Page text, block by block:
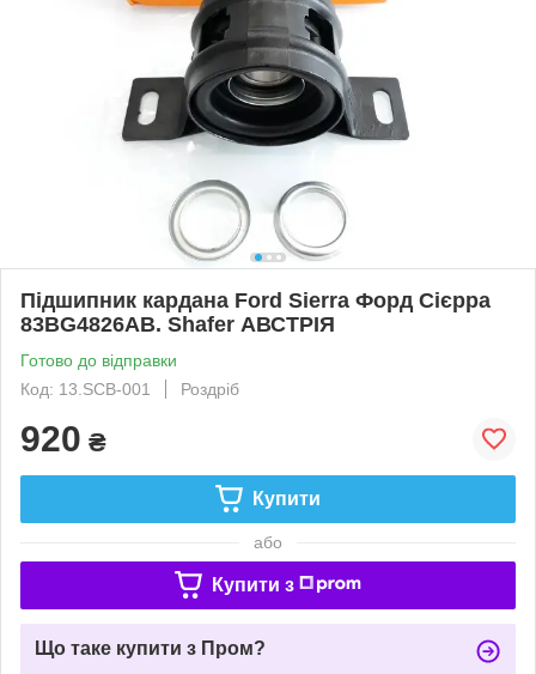
Підшипник кардана Ford Sierra Форд Сієрра
83BG4826AB. Shafer АВСТРІЯ
Готово до відправки
Код: 13.SCB-001
Роздріб
920 ₴
Купити
або
Купити з
Що таке купити з Пром?